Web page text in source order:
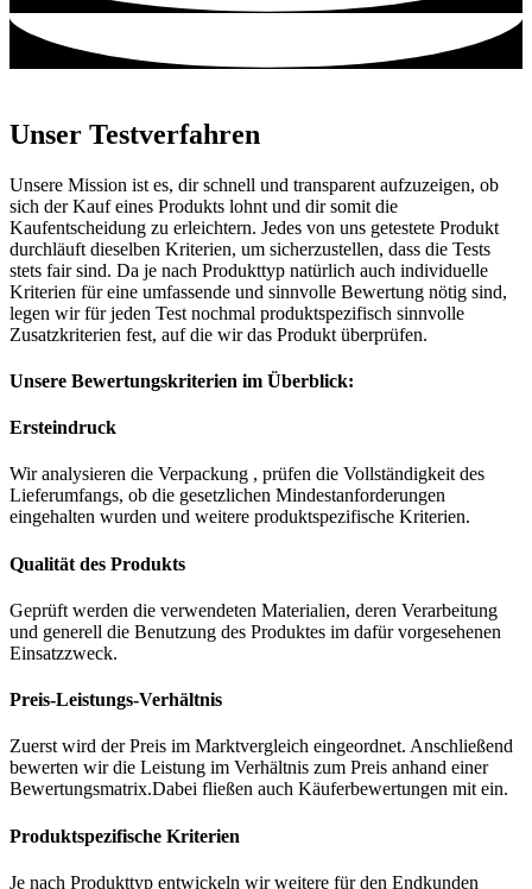
Unser Testverfahren
Unsere Mission ist es, dir schnell und transparent aufzuzeigen, ob
sich der Kauf eines Produkts lohnt und dir somit die
Kaufentscheidung zu erleichtern. Jedes von uns getestete Produkt
durchläuft dieselben Kriterien, um sicherzustellen, dass die Tests
stets fair sind. Da je nach Produkttyp natürlich auch individuelle
Kriterien für eine umfassende und sinnvolle Bewertung nötig sind,
legen wir für jeden Test nochmal produktspezifisch sinnvolle
Zusatzkriterien fest, auf die wir das Produkt überprüfen.
Unsere Bewertungskriterien im Überblick:
Ersteindruck
Wir analysieren die Verpackung , prüfen die Vollständigkeit des
Lieferumfangs, ob die gesetzlichen Mindestanforderungen
eingehalten wurden und weitere produktspezifische Kriterien.
Qualität des Produkts
Geprüft werden die verwendeten Materialien, deren Verarbeitung
und generell die Benutzung des Produktes im dafür vorgesehenen
Einsatzzweck.
Preis-Leistungs-Verhältnis
Zuerst wird der Preis im Marktvergleich eingeordnet. Anschließend
bewerten wir die Leistung im Verhältnis zum Preis anhand einer
Bewertungsmatrix.Dabei fließen auch Käuferbewertungen mit ein.
Produktspezifische Kriterien
Je nach Produkttyp entwickeln wir weitere für den Endkunden